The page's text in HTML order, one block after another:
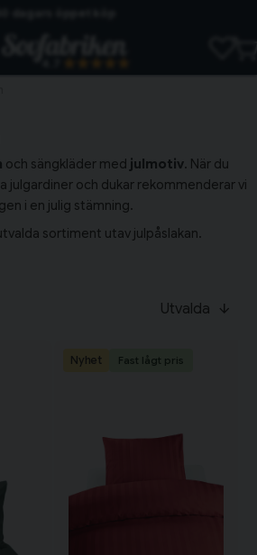
och sängkläder med julmotiv. När du
julgardiner och dukar rekommenderar vi
i en julig stämning.
sortiment utav julpåslakan.
Utvalda
Nyhet Fast lågt pris